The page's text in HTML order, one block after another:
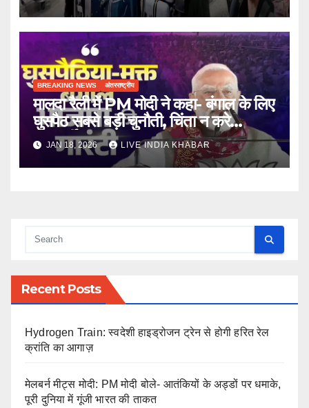
BREAKING NEWS अंतरराष्ट्रीय
मालदा रैली में PM मोदी ने कहा- बंगाल के लिए
घुसपैठ सबसे बड़ी चुनौती, चिंता न करे
शरणार्थी
JAN 18, 2026 LIVE INDIA KHABAR
Recent Posts
Hydrogen Train: स्वदेशी हाइड्रोजन ट्रेन से होगी हरित रेल
क्रांति का आगाज़
मेलबर्न मीट्स मोदी: PM मोदी बोले- आतंकियों के अड्डों पर धमाके,
पूरी दुनिया में गूंजी भारत की ताकत